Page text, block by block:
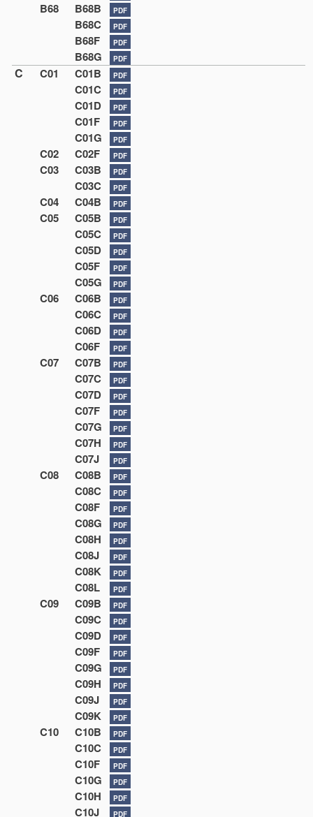
B68 B68B PDF
B68C PDF
B68F PDF
B68G PDF
C C01 C01B PDF
C01C PDF
C01D PDF
C01F PDF
C01G PDF
C02 C02F PDF
C03 C03B PDF
C03C PDF
C04 C04B PDF
C05 C05B PDF
C05C PDF
C05D PDF
C05F PDF
C05G PDF
C06 C06B PDF
C06C PDF
C06D PDF
C06F PDF
C07 C07B PDF
C07C PDF
C07D PDF
C07F PDF
C07G PDF
C07H PDF
C07J PDF
C08 C08B PDF
C08C PDF
C08F PDF
C08G PDF
C08H PDF
C08J PDF
C08K PDF
C08L PDF
C09 C09B PDF
C09C PDF
C09D PDF
C09F PDF
C09G PDF
C09H PDF
C09J PDF
C09K PDF
C10 C10B PDF
C10C PDF
C10F PDF
C10G PDF
C10H PDF
C10J PDF